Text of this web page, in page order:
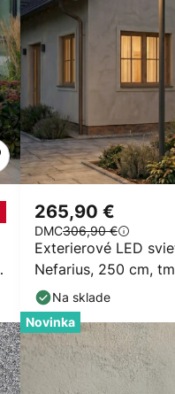
Exterierové LED
Nefarius, 250 cm,
IP65
265,90 €
DMC306,90 €
Na sklade
Novinka